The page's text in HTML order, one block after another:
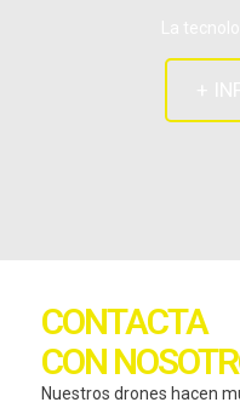
CONTACTA
CON
Nuestros drones hacen